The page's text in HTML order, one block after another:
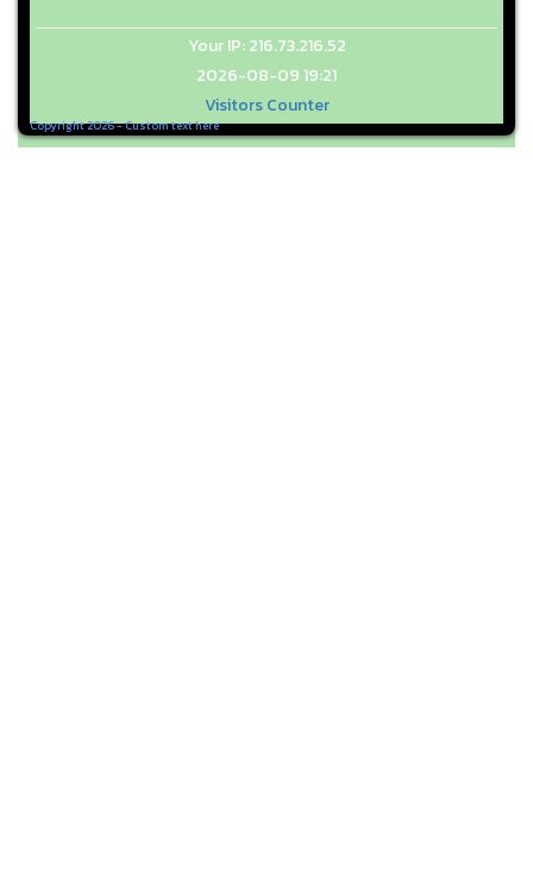
Copyright 2026 - Custom text here
Your IP: 216.73.216.52
2026-08-09 19:21
Visitors Counter